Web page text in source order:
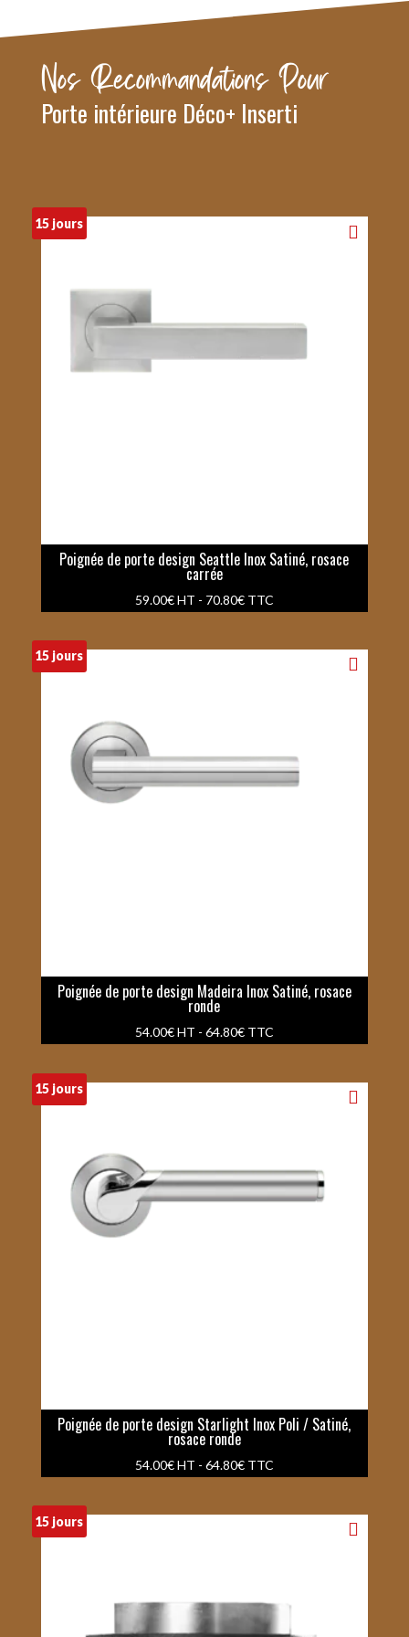
Nos Recommandations Pour
Porte intérieure Déco+ Inserti
15 jours
Poignée de porte design Seattle Inox Satiné, rosace
carrée
59.00€HT - 70.80€TTC
15 jours
Poignée de porte design Madeira Inox Satiné, rosace
ronde
54.00€HT - 64.80€TTC
15 jours
Poignée de porte design Starlight Inox Poli / Satiné,
rosace ronde
54.00€HT - 64.80€TTC
15 jours